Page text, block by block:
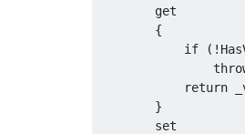
get
{
if
(!
return
}
set